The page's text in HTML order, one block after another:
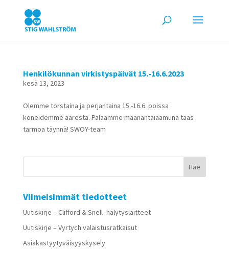
Henkilökunnan virkistyspäivät 15.-16.6.2023
kesä 13, 2023
Olemme torstaina ja perjantaina 15.-16.6. poissa
koneidemme äärestä. Palaamme maanantaiaamuna taas
tarmoa täynnä! SWOY-team
Viimeisimmät tiedotteet
Uutiskirje – Clifford & Snell -hälytyslaitteet
Uutiskirje – Vyrtych valaistusratkaisut
Asiakastyytyväisyyskysely